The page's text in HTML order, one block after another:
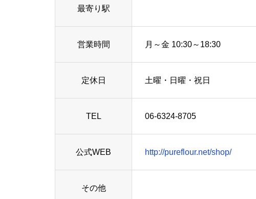
最寄り駅
営業時間 月～金 10:30～18:30
定休日 土曜・日曜・祝日
TEL 06-6324-8705
公式WEB http://pureflour.net/shop/
その他